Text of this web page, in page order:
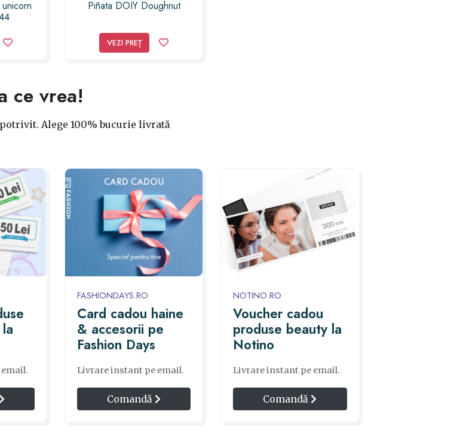
Piñata DOIY Doughnut
VEZI PREȚ
ce vrea!
Alege 100% bucurie livrată
FASHIONDAYS.RO
Card cadou haine
& accesorii pe
Fashion Days
Livrare instant pe email.
Comandă
NOTINO.RO
Voucher cadou
produse beauty la
Notino
Livrare instant pe email.
Comandă